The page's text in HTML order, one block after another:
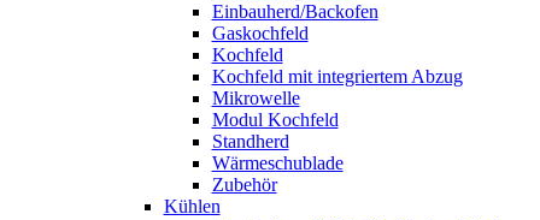
Einbauherd/Backofen
Gaskochfeld
Kochfeld
Kochfeld mit integriertem Abzug
Mikrowelle
Modul Kochfeld
Standherd
Wärmeschublade
Zubehör
Kühlen